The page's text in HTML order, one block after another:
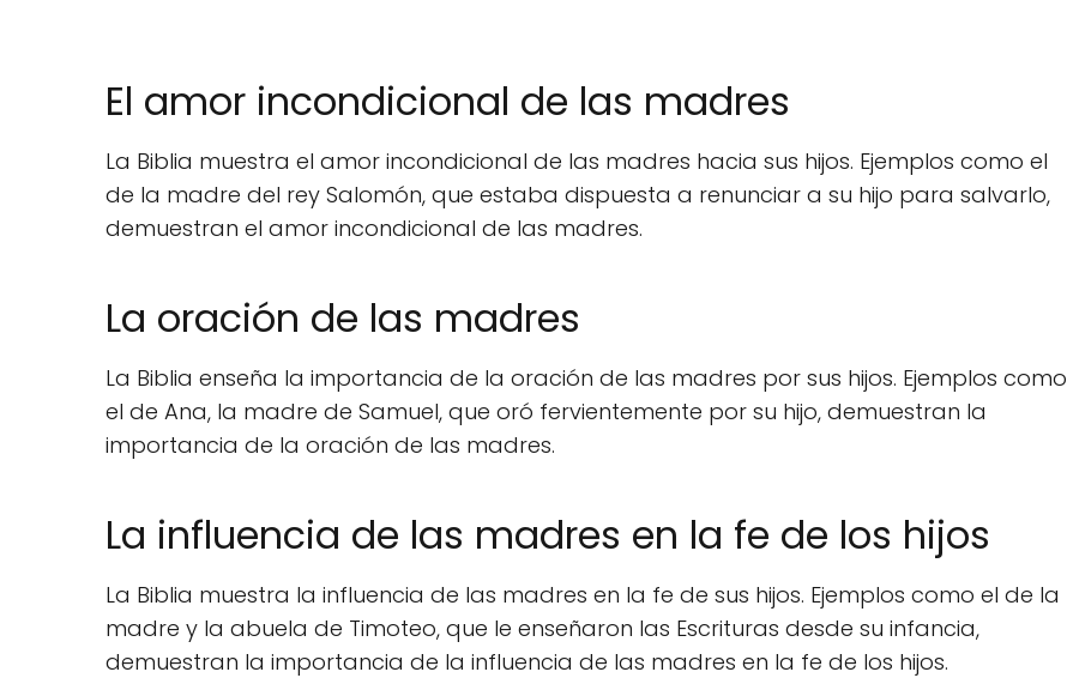
El amor incondicional de las madres
La Biblia muestra el amor incondicional de las madres hacia sus hijos. Ejemplos como el
de la madre del rey Salomón, que estaba dispuesta a renunciar a su hijo para salvarlo,
demuestran el amor incondicional de las madres.
La oración de las madres
La Biblia enseña la importancia de la oración de las madres por sus hijos. Ejemplos como
el de Ana, la madre de Samuel, que oró fervientemente por su hijo, demuestran la
importancia de la oración de las madres.
La influencia de las madres en la fe de los hijos
La Biblia muestra la influencia de las madres en la fe de sus hijos. Ejemplos como el de la
madre y la abuela de Timoteo, que le enseñaron las Escrituras desde su infancia,
demuestran la importancia de la influencia de las madres en la fe de los hijos.